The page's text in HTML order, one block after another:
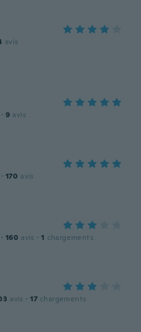
avis
· 9 avis
· 170 avis
· 160 avis · 1 chargements
avis · 17 chargements